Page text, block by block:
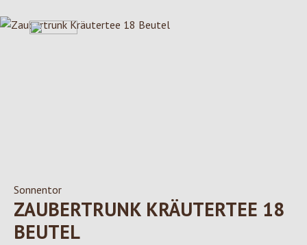
Bildergalerie überspringen
Sonnentor
ZAUBERTRUNK KRÄUTERTEE 18
BEUTEL